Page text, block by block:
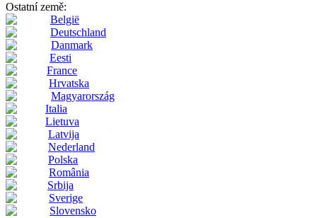
Ostatní země:
België
Deutschland
Danmark
Eesti
France
Hrvatska
Magyarország
Italia
Lietuva
Latvija
Nederland
Polska
România
Srbija
Sverige
Slovensko